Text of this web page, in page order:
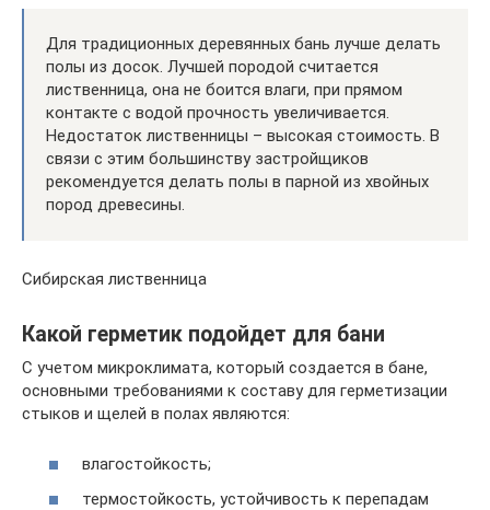
Для традиционных деревянных бань лучше делать
полы из досок. Лучшей породой считается
лиственница, она не боится влаги, при прямом
контакте с водой прочность увеличивается.
Недостаток лиственницы – высокая стоимость. В
связи с этим большинству застройщиков
рекомендуется делать полы в парной из хвойных
пород древесины.
Сибирская лиственница
Какой герметик подойдет для бани
С учетом микроклимата, который создается в бане,
основными требованиями к составу для герметизации
стыков и щелей в полах являются:
влагостойкость;
термостойкость, устойчивость к перепадам